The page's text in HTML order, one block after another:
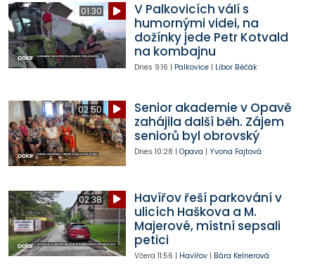
01:30
V Palkovicích válí s
humornými videi, na
dožínky jede Petr Kotvald
na kombajnu
Dnes 9:16 | Palkovice| Libor Běčák
02:50
Senior akademie v Opavě
zahájila další běh. Zájem
seniorů byl obrovský
Dnes 10:28 | Opava | Yvona Fajtová
02:38
Havířov řeší parkování v
ulicích Haškova a M.
Majerové, místní sepsali
petici
Včera 11:56 | Havířov| Bára Kelnerová